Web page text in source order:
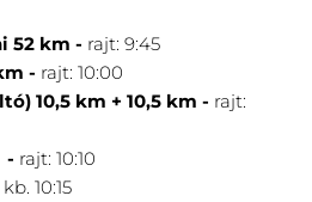
52 km - rajt: 9:45
- rajt: 10:00
10,5 km + 10,5 km - rajt:
- rajt: 10:10
10:15